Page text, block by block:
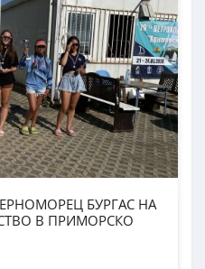
БУРГАС НА
В ПРИМОРСКО